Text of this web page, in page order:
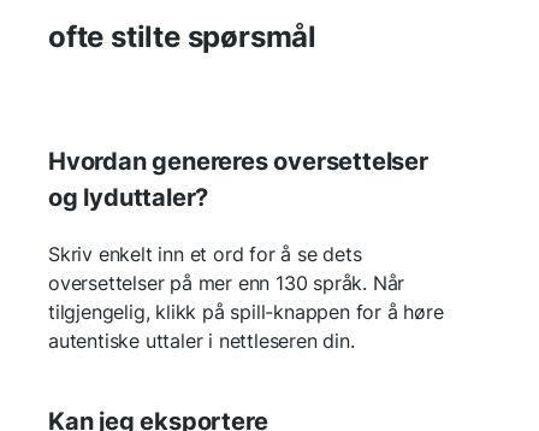
ofte stilte spørsmål
Hvordan genereres oversettelser
og lyduttaler?
Skriv enkelt inn et ord for å se dets
oversettelser på mer enn 130 språk. Når
tilgjengelig, klikk på spill-knappen for å høre
autentiske uttaler i nettleseren din.
Kan jeg eksportere